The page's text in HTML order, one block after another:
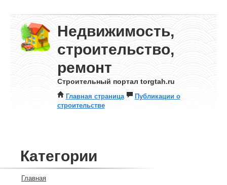
Недвижимость,
строительство,
ремонт
Строительный портал torgtah.ru
Главная страница
Публикации о
строительстве
Категории
Главная